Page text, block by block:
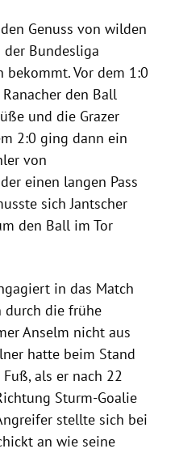
Genuss von wilden
Bundesliga
bekommt. Vor dem 1:0
den Ball
und die Grazer
2:0 ging dann ein
von
einen langen Pass
sich Jantscher
den Ball im Tor
in das Match
durch die frühe
Anselm nicht aus
hatte beim Stand
als er nach 22
Sturm-Goalie
stellte sich bei
an wie seine